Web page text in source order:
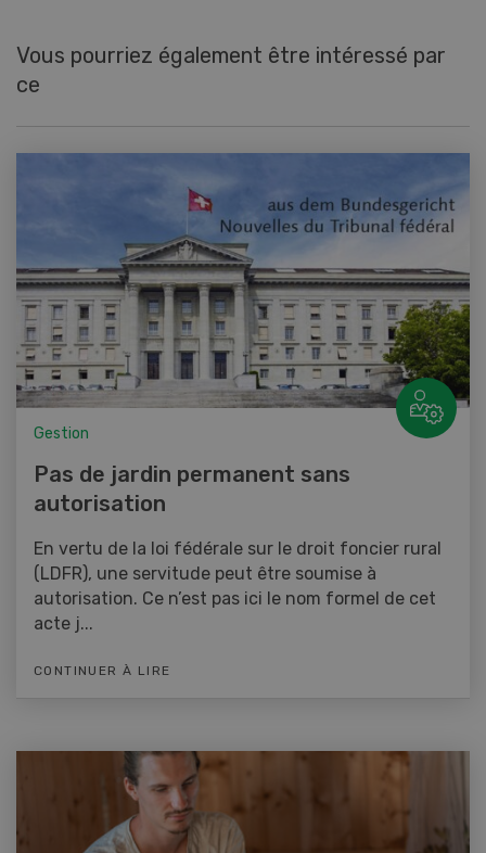
Vous pourriez également être intéressé par
ce
Gestion
Pas de jardin permanent sans
autorisation
En vertu de la loi fédérale sur le droit foncier rural
(LDFR), une servitude peut être soumise à
autorisation. Ce n’est pas ici le nom formel de cet
acte j...
CONTINUER À LIRE